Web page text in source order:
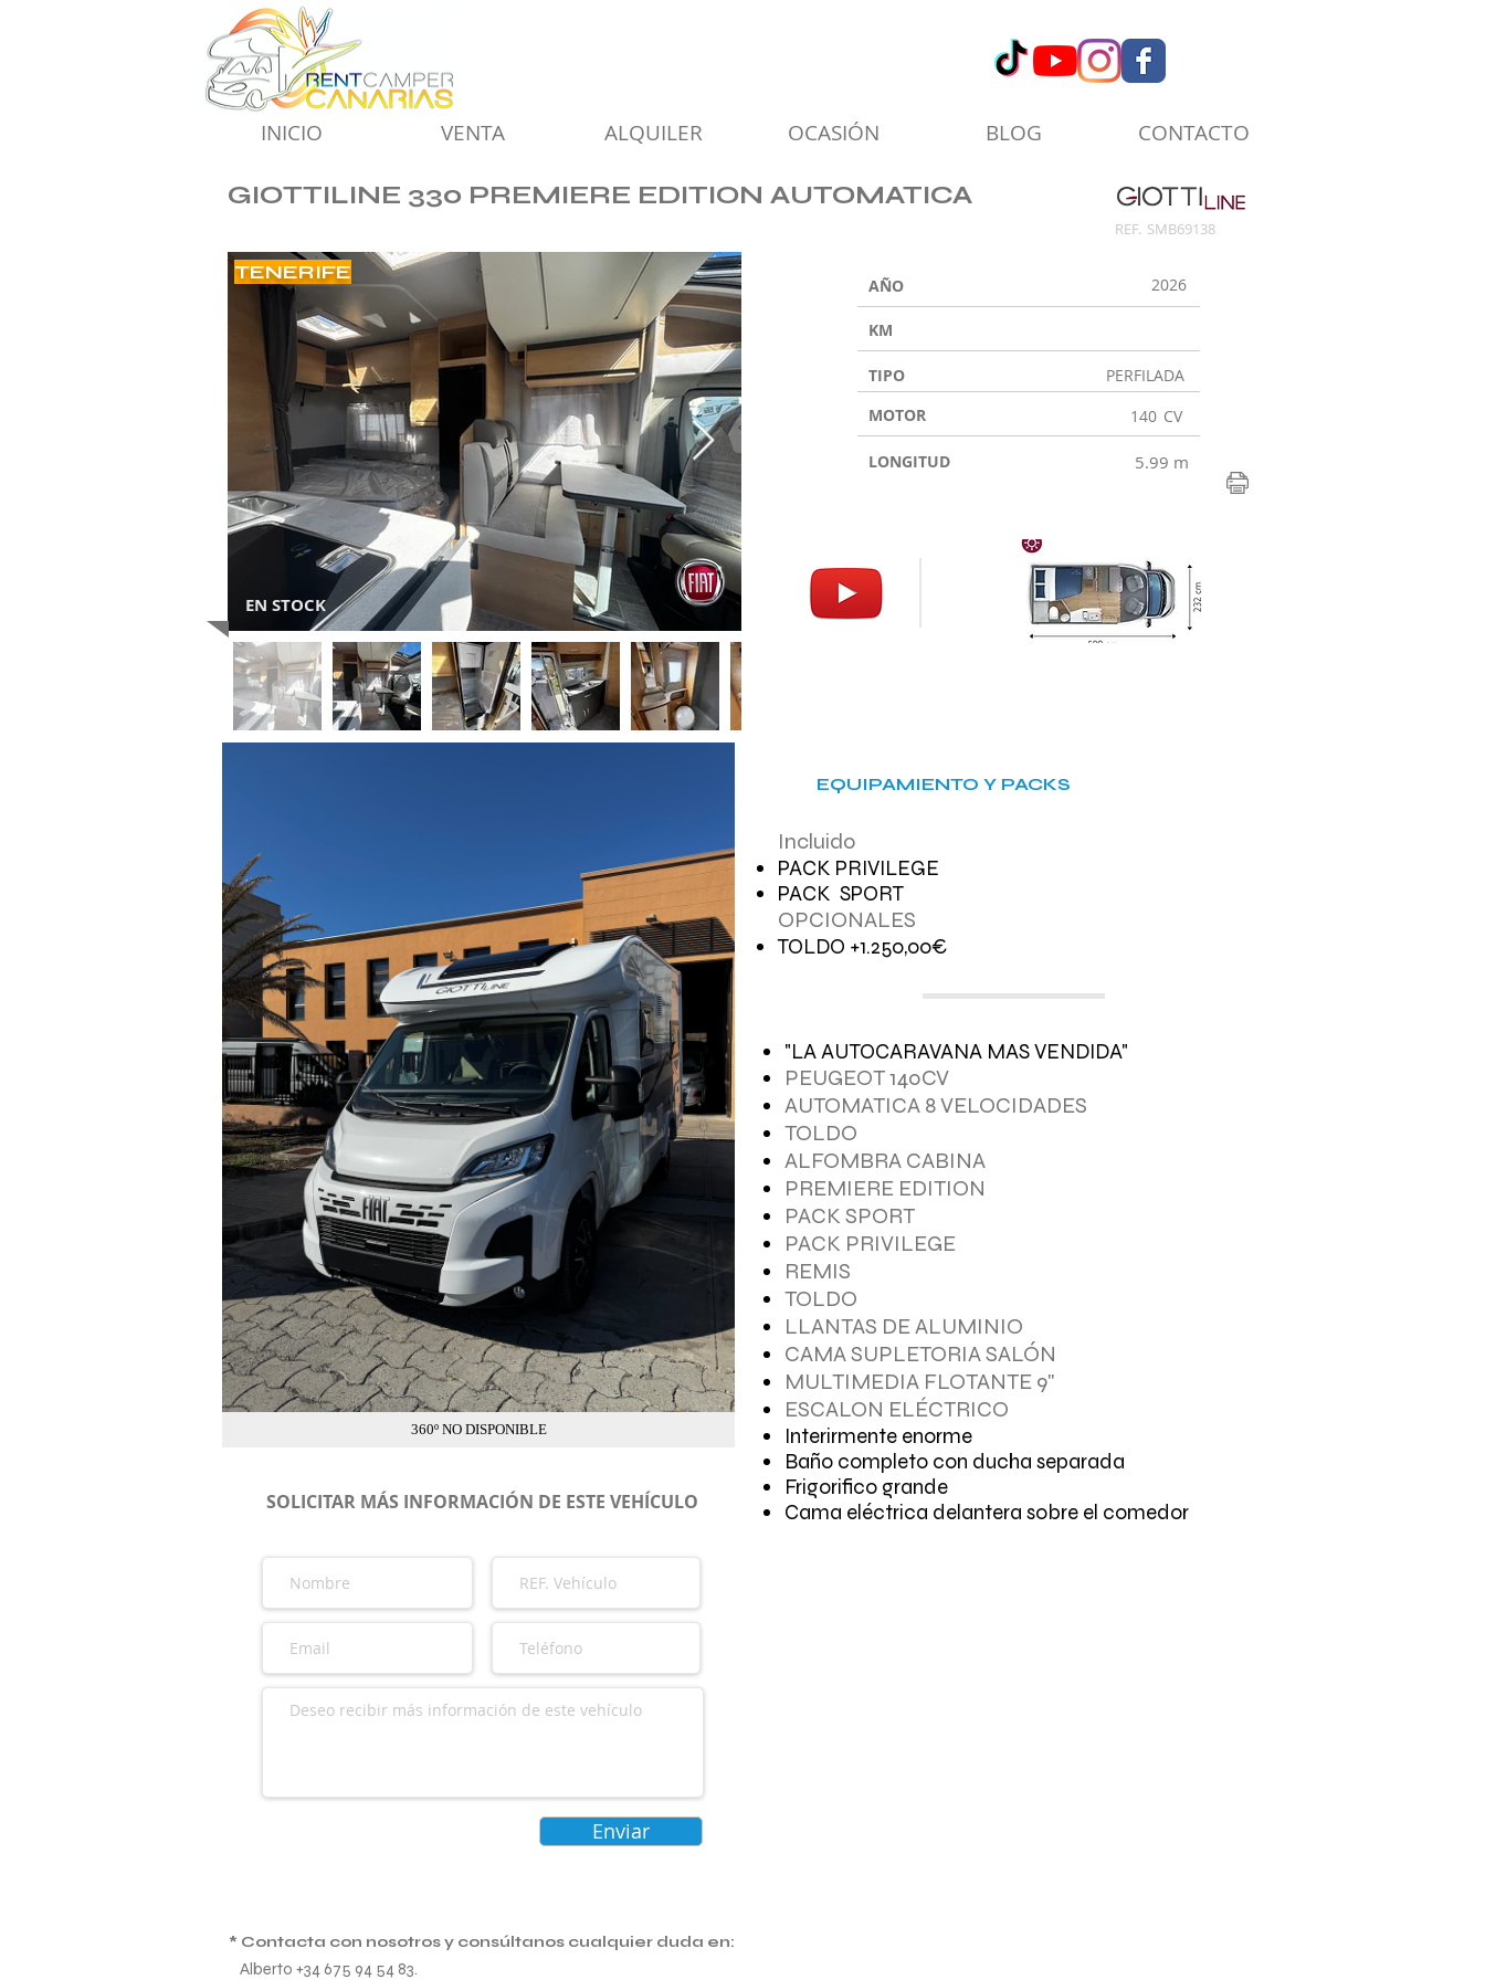
INICIO VENTA ALQUILER OCASIÓN BLOG CONTACTO
360º NO DISPONIBLE
SOLICITAR MÁS INFORMACIÓN DE ESTE VEHÍCULO
Enviar
* Contacta con nosotros y consúltanos cualquier duda en:
Alberto +34 675 94 54 83.
EQUIPAMIENTO Y PACKS
Incluido
PACK PRIVILEGE
PACK SPORT
OPCIONALES
TOLDO +1.250,00€
"LA AUTOCARAVANA MAS VENDIDA"
PEUGEOT 140CV
AUTOMATICA 8 VELOCIDADES
TOLDO
ALFOMBRA CABINA
PREMIERE EDITION
PACK SPORT
PACK PRIVILEGE
REMIS
TOLDO
LLANTAS DE ALUMINIO
CAMA SUPLETORIA SALÓN
MULTIMEDIA FLOTANTE 9"
ESCALON ELÉCTRICO
Interirmente enorme
Baño completo con ducha separada
Frigorifico grande
Cama eléctrica delantera sobre el comedor
GIOTTILINE 330 PREMIERE EDITION AUTOMATICA
REF. SMB69138
EN STOCK
TENERIFE
AÑO 2026
KM
TIPO
PERFILADA
MOTOR
140 CV
LONGITUD 5.99 m